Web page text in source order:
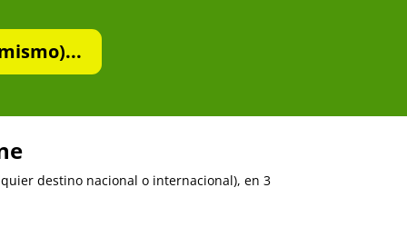
destino nacional o internacional), en 3